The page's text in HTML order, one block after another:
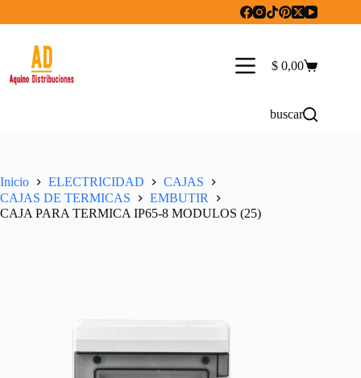
Carro
$ 0,00
buscar
Inicio ELECTRICIDAD
CAJAS
CAJAS DE TERMICAS
EMBUTIR
CAJA PARA TERMICA IP65-8 MODULOS (25)